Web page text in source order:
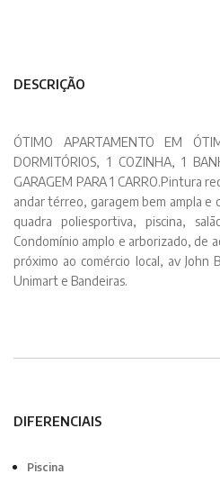
DESCRIÇÃO
ÓTIMO APARTAMENTO EM
DORMITÓRIOS, 1 COZINHA, 1
GARAGEM PARA 1 CARRO.Pintura
andar térreo, garagem bem ampla e
quadra poliesportiva, piscina,
Condomínio amplo e arborizado, de
próximo ao comércio local, av John
Unimart e Bandeiras.
DIFERENCIAIS
Piscina